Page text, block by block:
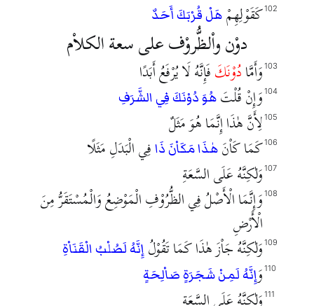
كَقَوْلِهِمْ هَلْ قُرْبَكَ أَحَدٌ 102
دوْن واْلظُّروْف على سعة الكلاْم
وَأَمَّادُوْنَكَفَإِنَّهُ لَا يُرْفَعُ أَبَدًا 103
وَإِنْ قُلْتَ هُوَ دُوْنَكَ فِي الشَّرَفِ 104
لِأَنَّ هٰذَا إِنَّمَا هُوَ مَثَلٌ 105
كَمَا كَاْنَ هٰذَا مَكَاْنَ ذَا فِي الْبَدَلِ مَثَلًا 106
وَلٰكِنَّهُ عَلَى السَّعَةِ 107
وَإِنَّمَا الْأَصْلُ فِي الظُّرُوْفِ الْمَوْضِعُ وَالْمُسْتَقَرُّ مِنَ
الْأَرْضِ
108
وَلٰكِنَّهُ جَاْزَ هٰذَا كَمَا تَقُوْلُ إِنَّهُ لَصُلْبُ الْقَنَاْةِ 109
وَإِنَّهُ لَمِنْ شَجَرَةٍ صَاْلِحَةٍ 110
وَلٰكِنَّهُ عَلَى السَّعَةِ 111